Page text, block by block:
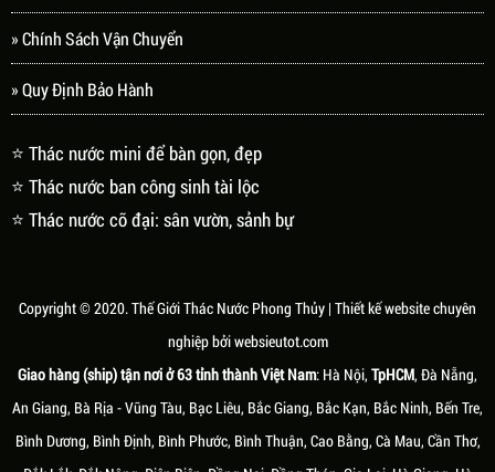
» Chính Sách Vận Chuyển
» Quy Định Bảo Hành
⭐ Thác nước mini để bàn gọn, đẹp
⭐ Thác nước ban công sinh tài lộc
⭐ Thác nước cỡ đại: sân vườn, sảnh bự
Copyright © 2020.Thế Giới Thác Nước Phong Thủy | Thiết kế website chuyên
nghiệp bởiwebsieutot.com
Giao hàng (ship) tận nơi ở 63 tỉnh thành Việt Nam: Hà Nội, TpHCM, Đà Nẵng,
An Giang, Bà Rịa - Vũng Tàu, Bạc Liêu, Bắc Giang, Bắc Kạn, Bắc Ninh, Bến Tre,
Bình Dương, Bình Định, Bình Phước, Bình Thuận, Cao Bằng, Cà Mau, Cần Thơ,